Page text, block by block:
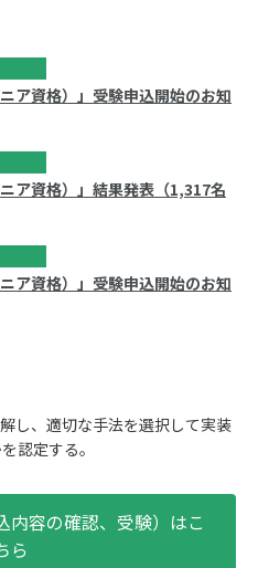
ア資格）」受験申込開始のお知
ア資格）」結果発表（1,317名
ア資格）」受験申込開始のお知
し、適切な手法を選択して実装
認定する。
内容の確認、受験）はこ
ら